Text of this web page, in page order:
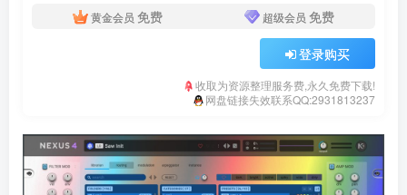
黄金会员 免费 超级会员 免费
登录购买
收取为资源整理服务费,永久免费下载!
网盘链接失效联系QQ:2931813237